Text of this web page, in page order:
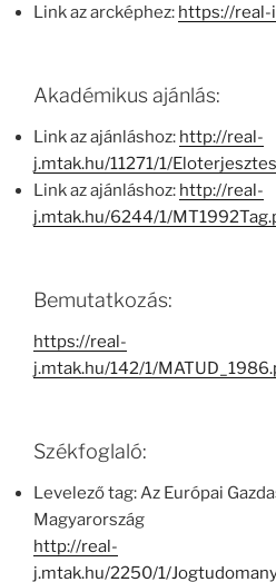
Link az arcképhez: https://
Akadémikus ajánlás:
Link az ajánláshoz: http://real-
j.mtak.hu/11271/1/
Link az ajánláshoz: http://real-
j.mtak.hu/6244/1/
Bemutatkozás:
https://real-
j.mtak.hu/142/1/
Székfoglaló:
Levelező tag: Az Európai
Magyarország
http://real-
j.mtak.hu/2250/1/